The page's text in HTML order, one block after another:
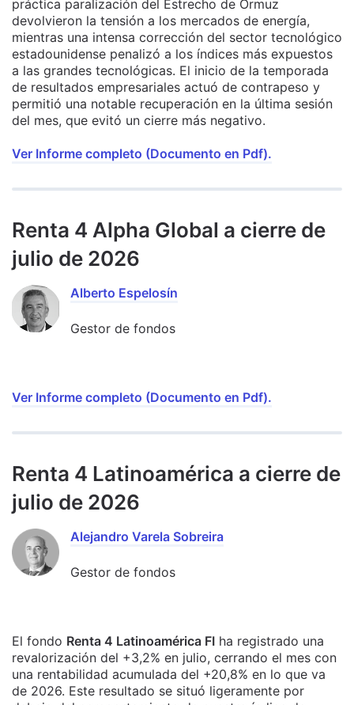
práctica paralización del Estrecho de Ormuz
devolvieron la tensión a los mercados de energía,
mientras una intensa corrección del sector tecnológico
estadounidense penalizó a los índices más expuestos
a las grandes tecnológicas. El inicio de la temporada
de resultados empresariales actuó de contrapeso y
permitió una notable recuperación en la última sesión
del mes, que evitó un cierre más negativo.
Ver Informe completo (Documento en Pdf).
Renta 4 Alpha Global a cierre de
julio de 2026
Alberto Espelosín
Gestor de fondos
Ver Informe completo (Documento en Pdf).
Renta 4 Latinoamérica a cierre de
julio de 2026
Alejandro Varela Sobreira
Gestor de fondos
El fondo Renta 4 Latinoamérica FI ha registrado una
revalorización del +3,2% en julio, cerrando el mes con
una rentabilidad acumulada del +20,8% en lo que va
de 2026. Este resultado se situó ligeramente por